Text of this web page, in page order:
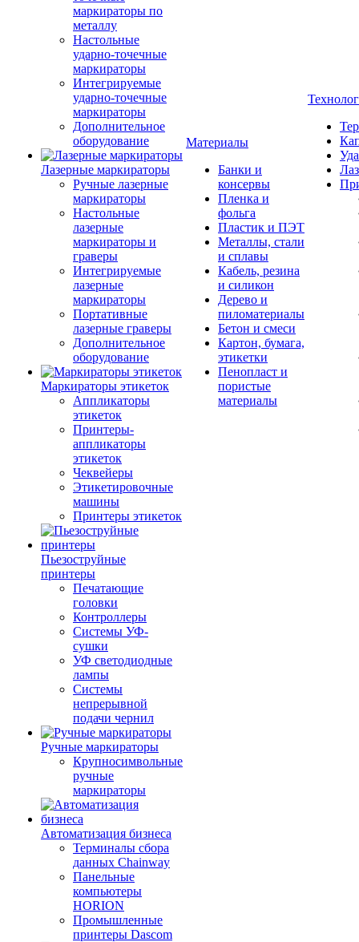
маркираторы по
металлу
Настольные
ударно-точечные
маркираторы
Интегрируемые
ударно-точечные
маркираторы
Дополнительное
оборудование
Лазерные маркираторы
Ручные лазерные
маркираторы
Настольные
лазерные
маркираторы и
граверы
Интегрируемые
лазерные
маркираторы
Портативные
лазерные граверы
Дополнительное
оборудование
Маркираторы этикеток
Аппликаторы
этикеток
Принтеры-
аппликаторы
этикеток
Чеквейеры
Этикетировочные
машины
Принтеры этикеток
Пьезоструйные
принтеры
Печатающие
головки
Контроллеры
Системы УФ-
сушки
УФ светодиодные
лампы
Системы
непрерывной
подачи чернил
Ручные маркираторы
Крупносимвольные
ручные
маркираторы
Автоматизация бизнеса
Терминалы сбора
данных Chainway
Панельные
компьютеры
HORION
Промышленные
принтеры Dascom
Материалы
Банки и
консервы
Пленка и
фольга
Пластик и ПЭТ
Металлы, стали
и сплавы
Кабель, резина
и силикон
Дерево и
пиломатериалы
Бетон и смеси
Картон, бумага,
этикетки
Пенопласт и
пористые
материалы